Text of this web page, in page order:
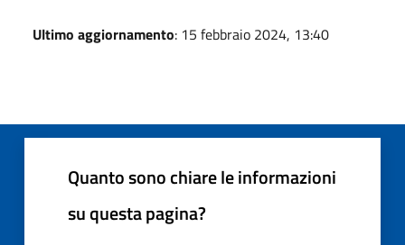
Ultimo aggiornamento: 15 febbraio 2024, 13:40
Quanto sono chiare le informazioni
su questa pagina?